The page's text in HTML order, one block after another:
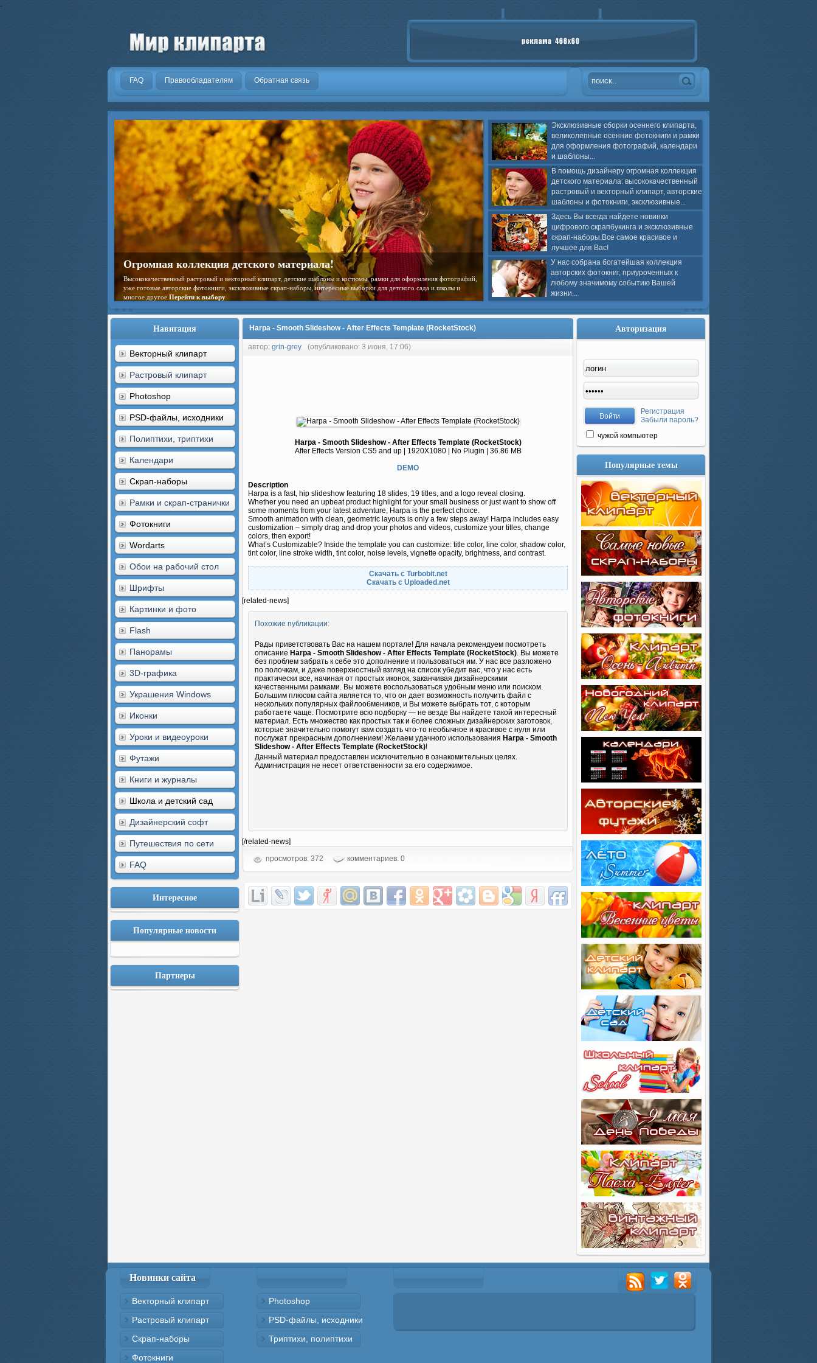
.
FAQ Правообладателям Обратная связь
Эксклюзивные сборки осеннего клипарта,
великолепные осенние фотокниги и рамки
для оформления фотографий, календари
и шаблоны...
В помощь дизайнеру огромная коллекция
детского материала: высококачественный
растровый и векторный клипарт, авторские
шаблоны и фотокниги, эксклюзивные...
Здесь Вы всегда найдете новинки
цифрового скрапбукинга и эксклюзивные
скрап-наборы.Все самое красивое и
лучшее для Вас!
У нас собрана богатейшая коллекция
авторских фотокниг, приуроченных к
любому значимому событию Вашей
жизни...
Огромная коллекция детского материала!
Высококачественный растровый и векторный клипарт, детские шаблоны и костюмы, рамки для оформления фотографий,
уже готовые авторские фотокниги, эксклюзивные скрап-наборы, интересные выборки для детского сада и школы и
многое другое Перейти к выбору
Навигация
Векторный клипарт
Растровый клипарт
Photoshop
PSD-файлы, исходники
Полиптихи, триптихи
Календари
Скрап-наборы
Рамки и скрап-странички
Фотокниги
Wordarts
Обои на рабочий стол
Шрифты
Картинки и фото
Flash
Панорамы
3D-графика
Украшения Windows
Иконки
Уроки и видеоуроки
Футажи
Книги и журналы
Школа и детский сад
Дизайнерский софт
Путешествия по сети
FAQ
Интересное
Популярные новости
Партнеры
Harpa - Smooth Slideshow - After Effects Template (RocketStock)
автор: grin-grey (опубликовано: 3 июня, 17:06)
Harpa - Smooth Slideshow - After Effects Template (RocketStock)
After Effects Version CS5 and up | 1920X1080 | No Plugin | 36.86 MB
DEMO
Description
Harpa is a fast, hip slideshow featuring 18 slides, 19 titles, and a logo reveal closing.
Whether you need an upbeat product highlight for your small business or just want to show off
some moments from your latest adventure, Harpa is the perfect choice.
Smooth animation with clean, geometric layouts is only a few steps away! Harpa includes easy
customization – simply drag and drop your photos and videos, customize your titles, change
colors, then export!
What’s Customizable? Inside the template you can customize: title color, line color, shadow color,
tint color, line stroke width, tint color, noise levels, vignette opacity, brightness, and contrast.
Скачать с Turbobit.net
Скачать с Uploaded.net
[related-news]
Похожие публикации:
Рады приветствовать Вас на нашем портале! Для начала рекомендуем посмотреть
описание Harpa - Smooth Slideshow - After Effects Template (RocketStock). Вы можете
без проблем забрать к себе это дополнение и пользоваться им. У нас все разложено
по полочкам, и даже поверхностный взгляд на список убедит вас, что у нас есть
практически все, начиная от простых иконок, заканчивая дизайнерскими
качественными рамками. Вы можете воспользоваться удобным меню или поиском.
Большим плюсом сайта является то, что он дает возможность получить файл с
нескольких популярных файлообмеников, и Вы можете выбрать тот, с которым
работаете чаще. Посмотрите всю подборку — не везде Вы найдете такой интересный
материал. Есть множество как простых так и более сложных дизайнерских заготовок,
которые значительно помогут вам создать что-то необычное и красивое с нуля или
послужат прекрасным дополнением! Желаем удачного использования Harpa - Smooth
Slideshow - After Effects Template (RocketStock)!
Данный материал предоставлен исключительно в ознакомительных целях.
Администрация не несет ответственности за его содержимое.
[/related-news]
просмотров: 372
комментариев: 0
Авторизация
Регистрация
Забыли пароль?
чужой компьютер
Популярные темы
Новинки сайта
Векторный клипарт
Растровый клипарт
Скрап-наборы
Фотокниги
Photoshop
PSD-файлы, исходники
Триптихи, полиптихи